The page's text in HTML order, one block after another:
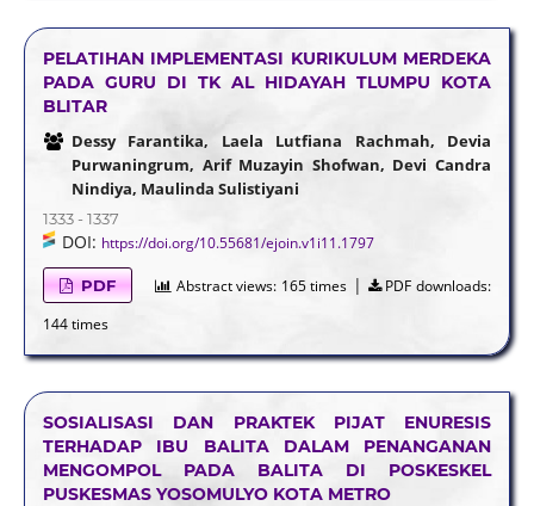
PELATIHAN IMPLEMENTASI KURIKULUM MERDEKA
PADA GURU DI TK AL HIDAYAH TLUMPU KOTA
BLITAR
Dessy Farantika, Laela Lutfiana Rachmah, Devia
Purwaningrum, Arif Muzayin Shofwan, Devi Candra
Nindiya, Maulinda Sulistiyani
1333 - 1337
DOI: https://doi.org/10.55681/ejoin.v1i11.1797
PDF Abstract views: 165 times |
PDF downloads:
144 times
SOSIALISASI DAN PRAKTEK PIJAT ENURESIS
TERHADAP IBU BALITA DALAM PENANGANAN
MENGOMPOL PADA BALITA DI POSKESKEL
PUSKESMAS YOSOMULYO KOTA METRO